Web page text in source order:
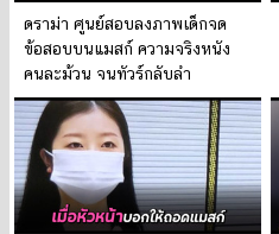
ดราม่า ศูนย์สอบลงภาพเด็กจด
ข้อสอบบนแมสก์ ความจริงหนัง
คนละม้วน จนทัวร์กลับลำ